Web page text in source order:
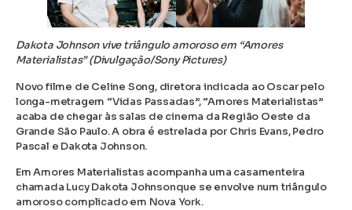
Dakota Johnson vive triângulo amoroso em “Amores
Materialistas” (Divulgação/Sony Pictures)
Novo filme de Celine Song, diretora indicada ao Oscar pelo
longa-metragem “Vidas Passadas”, “Amores Materialistas”
acaba de chegar às salas de cinema da Região Oeste da
Grande São Paulo. A obra é estrelada por Chris Evans, Pedro
Pascal e Dakota Johnson.
Em Amores Materialistas acompanha uma casamenteira
chamada Lucy Dakota Johnsonque se envolve num triângulo
amoroso complicado em Nova York.